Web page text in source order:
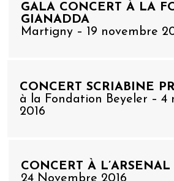
GALA CONCERT À LA
GIANADDA
Martigny – 19 novembre
CONCERT SCRIABINE
à la Fondation Beyeler – 4
2016
CONCERT À